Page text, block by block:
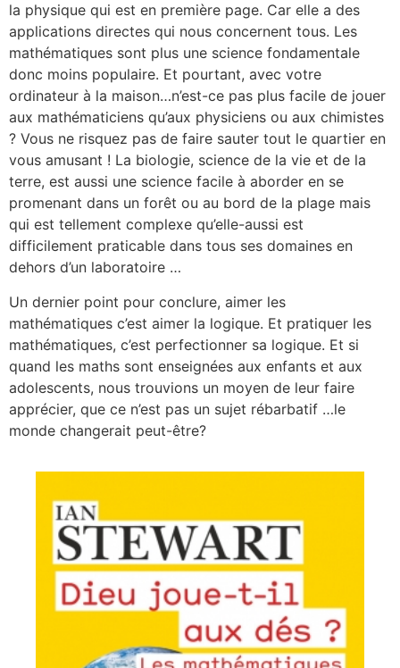
la physique qui est en première page. Car elle a des
applications directes qui nous concernent tous. Les
mathématiques sont plus une science fondamentale
donc moins populaire. Et pourtant, avec votre
ordinateur à la maison…n’est-ce pas plus facile de jouer
aux mathématiciens qu’aux physiciens ou aux chimistes
? Vous ne risquez pas de faire sauter tout le quartier en
vous amusant ! La biologie, science de la vie et de la
terre, est aussi une science facile à aborder en se
promenant dans un forêt ou au bord de la plage mais
qui est tellement complexe qu’elle-aussi est
difficilement praticable dans tous ses domaines en
dehors d’un laboratoire …
Un dernier point pour conclure, aimer les
mathématiques c’est aimer la logique. Et pratiquer les
mathématiques, c’est perfectionner sa logique. Et si
quand les maths sont enseignées aux enfants et aux
adolescents, nous trouvions un moyen de leur faire
apprécier, que ce n’est pas un sujet rébarbatif …le
monde changerait peut-être?